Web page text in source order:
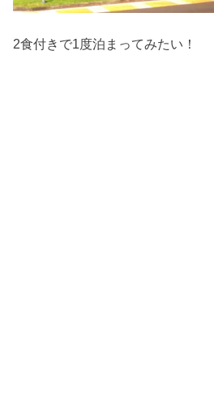
2食付きで1度泊まってみたい！